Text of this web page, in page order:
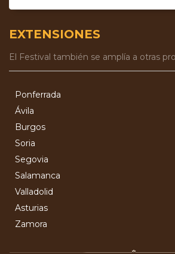
EXTENSIONES
El Festival también se amplía a otras
Ponferrada
Ávila
Burgos
Soria
Segovia
Salamanca
Valladolid
Asturias
Zamora